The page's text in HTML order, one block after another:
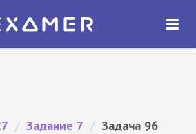
ЕГЭ 2027
ОТКРЫТЬ
/ Задание 7 / Задача 96